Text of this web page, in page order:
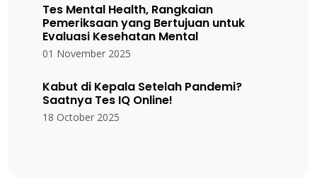
Tes Mental Health, Rangkaian
Pemeriksaan yang Bertujuan untuk
Evaluasi Kesehatan Mental
01 November 2025
Kabut di Kepala Setelah Pandemi?
Saatnya Tes IQ Online!
18 October 2025